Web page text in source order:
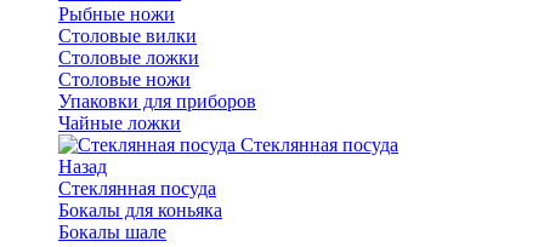
Рыбные ножи
Столовые вилки
Столовые ложки
Столовые ножи
Упаковки для приборов
Чайные ложки
Стеклянная посуда
Назад
Стеклянная посуда
Бокалы для коньяка
Бокалы шале